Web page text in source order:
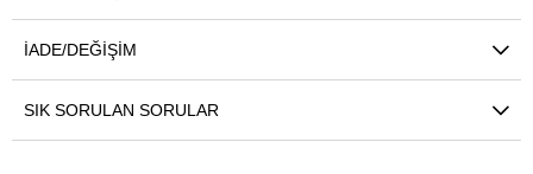
İADE/DEĞIŞIM
SIK SORULAN SORULAR